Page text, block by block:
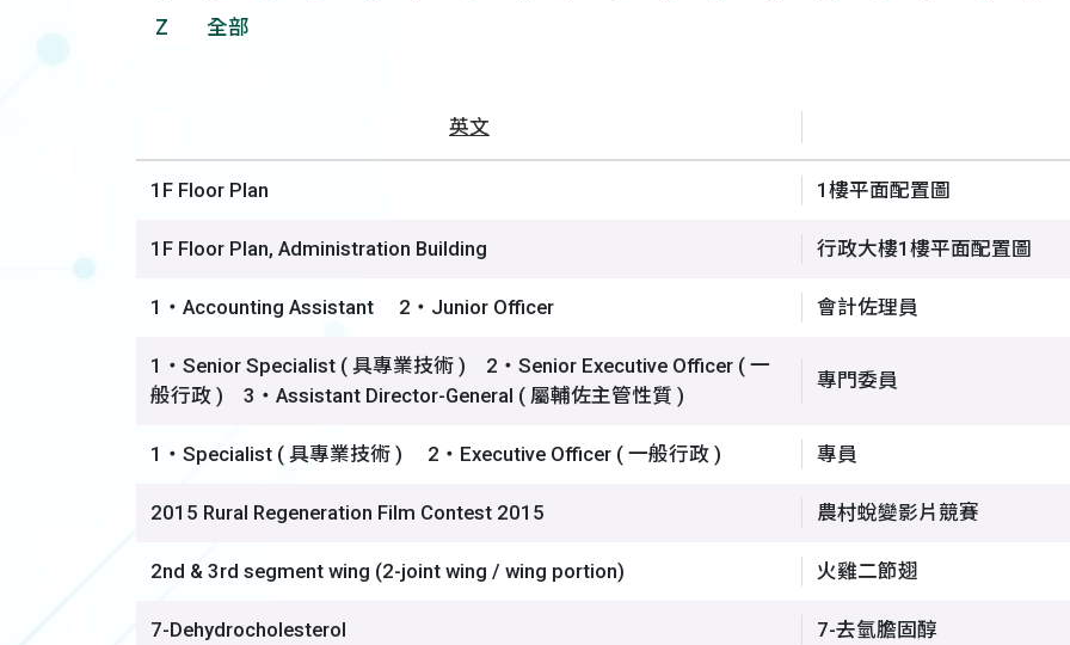
Z
全部
英文
1F Floor Plan 1樓平面配置圖
1F Floor Plan, Administration Building 行政大樓1樓平面配置圖
1‧Accounting Assistant 2‧Junior Officer 會計佐理員
1‧Senior Specialist ( 具專業技術 ) 2‧Senior Executive Officer ( 一
般行政 ) 3‧Assistant Director-General ( 屬輔佐主管性質 )
專門委員
1‧Specialist ( 具專業技術 ) 2‧Executive Officer ( 一般行政 ) 專員
2015 Rural Regeneration Film Contest 2015 農村蛻變影片競賽
2nd & 3rd segment wing (2-joint wing / wing portion) 火雞二節翅
7-Dehydrocholesterol 7-去氫膽固醇